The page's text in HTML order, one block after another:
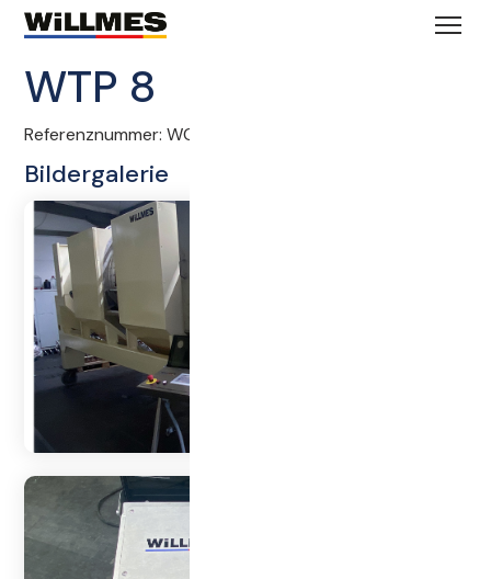
WTP 8
Referenznummer:WCH10535
Bildergalerie